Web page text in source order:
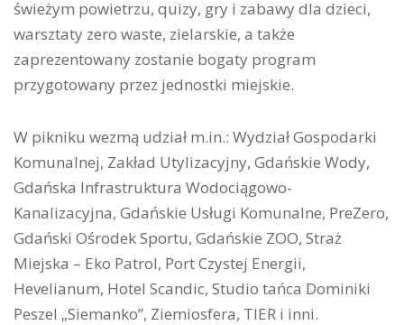
świeżym powietrzu, quizy, gry i zabawy dla dzieci,
warsztaty zero waste, zielarskie, a także
zaprezentowany zostanie bogaty program
przygotowany przez jednostki miejskie.
W pikniku wezmą udział m.in.: Wydział Gospodarki
Komunalnej, Zakład Utylizacyjny, Gdańskie Wody,
Gdańska Infrastruktura Wodociągowo-
Kanalizacyjna, Gdańskie Usługi Komunalne, PreZero,
Gdański Ośrodek Sportu, Gdańskie ZOO, Straż
Miejska – Eko Patrol, Port Czystej Energii,
Hevelianum, Hotel Scandic, Studio tańca Dominiki
Peszel „Siemanko”, Ziemiosfera, TIER i inni.